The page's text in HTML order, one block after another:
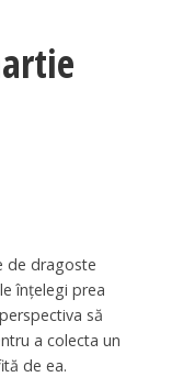
de dragoste
înțelegi prea
să
a colecta un
de ea.